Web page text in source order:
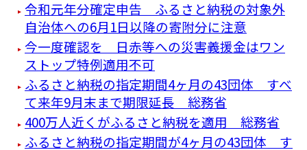
令和元年分確定申告 ふるさと納税の対象外
自治体への6月1日以降の寄附分に注意
今一度確認を 日赤等への災害義援金はワン
ストップ特例適用不可
ふるさと納税の指定期間4ヶ月の43団体 すべ
て来年9月末まで期限延長 総務省
400万人近くがふるさと納税を適用 総務省
ふるさと納税の指定期間が4ヶ月の43団体 す